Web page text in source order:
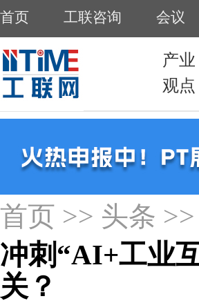
首页 >> 头条
冲刺“AI+工业
关？